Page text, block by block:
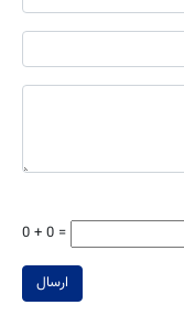
0 + 0 =
ارسال